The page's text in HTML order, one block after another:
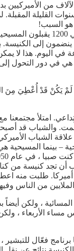
من الأميركيين
القليلة المقبلة.
هو السبب!
في دور التحول إلى
لَمْ يَكُنْ قَدْ أُعْطِيَ مِنَ
امتلأ
والشباب قد
الشباب
– بينما المسيحية
أن تجد كنيسة من
طلبت منه
من الناس
، ولكن
مساء الأربعاء ،
فعّال